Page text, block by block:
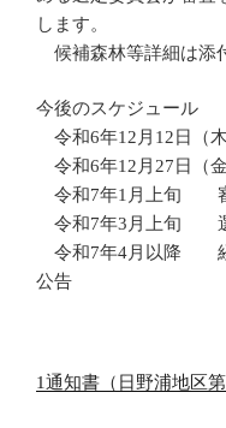
します。
候補森林等詳細は添
今後のスケジュール
令和6年12月12日（
令和6年12月27日（
令和7年1月上旬
令和7年3月上旬 選
令和7年4月以降 経
公告
1通知書（日野浦地区第